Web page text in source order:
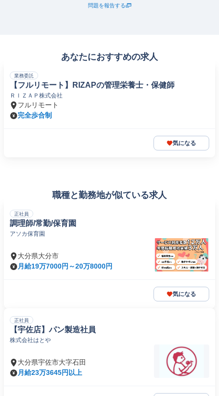
問題を報告する
あなたにおすすめの求人
業務委託
【フルリモート】RIZAPの管理栄養士・保健師
ＲＩＺＡＰ株式会社
フルリモート
完全歩合制
気になる
職種と勤務地が似ている求人
正社員
調理師/常勤/保育園
アソカ保育園
大分県大分市
月給19万7000円～20万8000円
気になる
正社員
【宇佐店】パン製造社員
株式会社はとや
大分県宇佐市大字石田
月給23万3645円以上